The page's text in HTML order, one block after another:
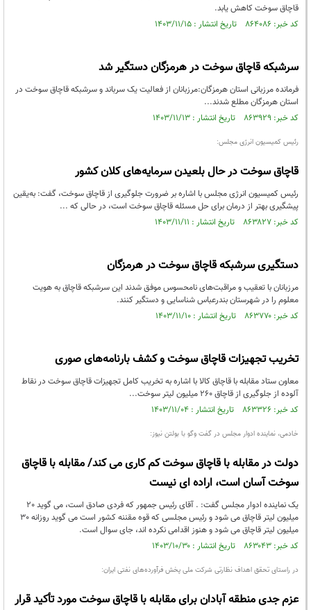
قاچاق سوخت کاهش یابد.
کد خبر: ۸۶۴۰۸۶ تاریخ انتشار : ۱۴۰۳/۱۱/۱۵
سرشبکه قاچاق سوخت در هرمزگان دستگیر شد
فرمانده مرزبانی استان هرمزگان:مرزبانان‌ ‌از فعالیت یک سرباند و سرشبکه قاچاق سوخت در
استان هرمزگان مطلع شدند...
کد خبر: ۸۶۳۹۲۹ تاریخ انتشار : ۱۴۰۳/۱۱/۱۳
رئیس کمیسیون انرژی مجلس:
قاچاق سوخت در حال بلعیدن سرمایه‌های کلان کشور
رئیس کمیسیون انرژی مجلس با اشاره بر ضرورت جلوگیری از قاچاق سوخت، گفت: به‌یقین
پیشگیری بهتر از درمان برای حل مسئله قاچاق سوخت است، در حالی که ...
کد خبر: ۸۶۳۸۲۷ تاریخ انتشار : ۱۴۰۳/۱۱/۱۱
دستگیری سرشبکه قاچاق سوخت در هرمزگان
مرزبانان با تعقیب و مراقبت‌های نامحسوس موفق شدند این سرشبکه قاچاق به هویت
معلوم را در شهرستان بندرعباس شناسایی و دستگیر کنند.
کد خبر: ۸۶۳۷۷۰ تاریخ انتشار : ۱۴۰۳/۱۱/۱۰
تخریب تجهیزات قاچاق سوخت و کشف بارنامه‌های صوری
معاون ستاد مقابله با قاچاق کالا با اشاره به تخریب کامل تجهیزات قاچاق سوخت در نقاط
آلوده از جلوگیری از قاچاق ۲۶۰ میلیون لیتر سوخت...
کد خبر: ۸۶۳۳۲۶ تاریخ انتشار : ۱۴۰۳/۱۱/۰۴
خادمی، نماینده ادوار مجلس در گفت وگو با بولتن نیوز:
دولت در مقابله با قاچاق سوخت کم کاری می کند/ مقابله با قاچاق
سوخت آسان است، اراده ای نیست
یک نماینده ادوار مجلس گفت: . آقای رئیس جمهور که فردی صادق است، می گوید 20
میلیون لیتر قاچاق می شود و رئیس مجلسی که قوه مقننه کشور است می گوید روزانه 30
میلیون لیتر قاچاق می شود و هنوز اقدامی نکرده اند، جای سوال است.
کد خبر: ۸۶۳۰۴۳ تاریخ انتشار : ۱۴۰۳/۱۰/۳۰
در راستای تحقق اهداف نظارتی شرکت ملی پخش فرآورده‌های نفتی ایران:
عزم جدی منطقه آبادان برای مقابله با قاچاق سوخت مورد تأکید قرار